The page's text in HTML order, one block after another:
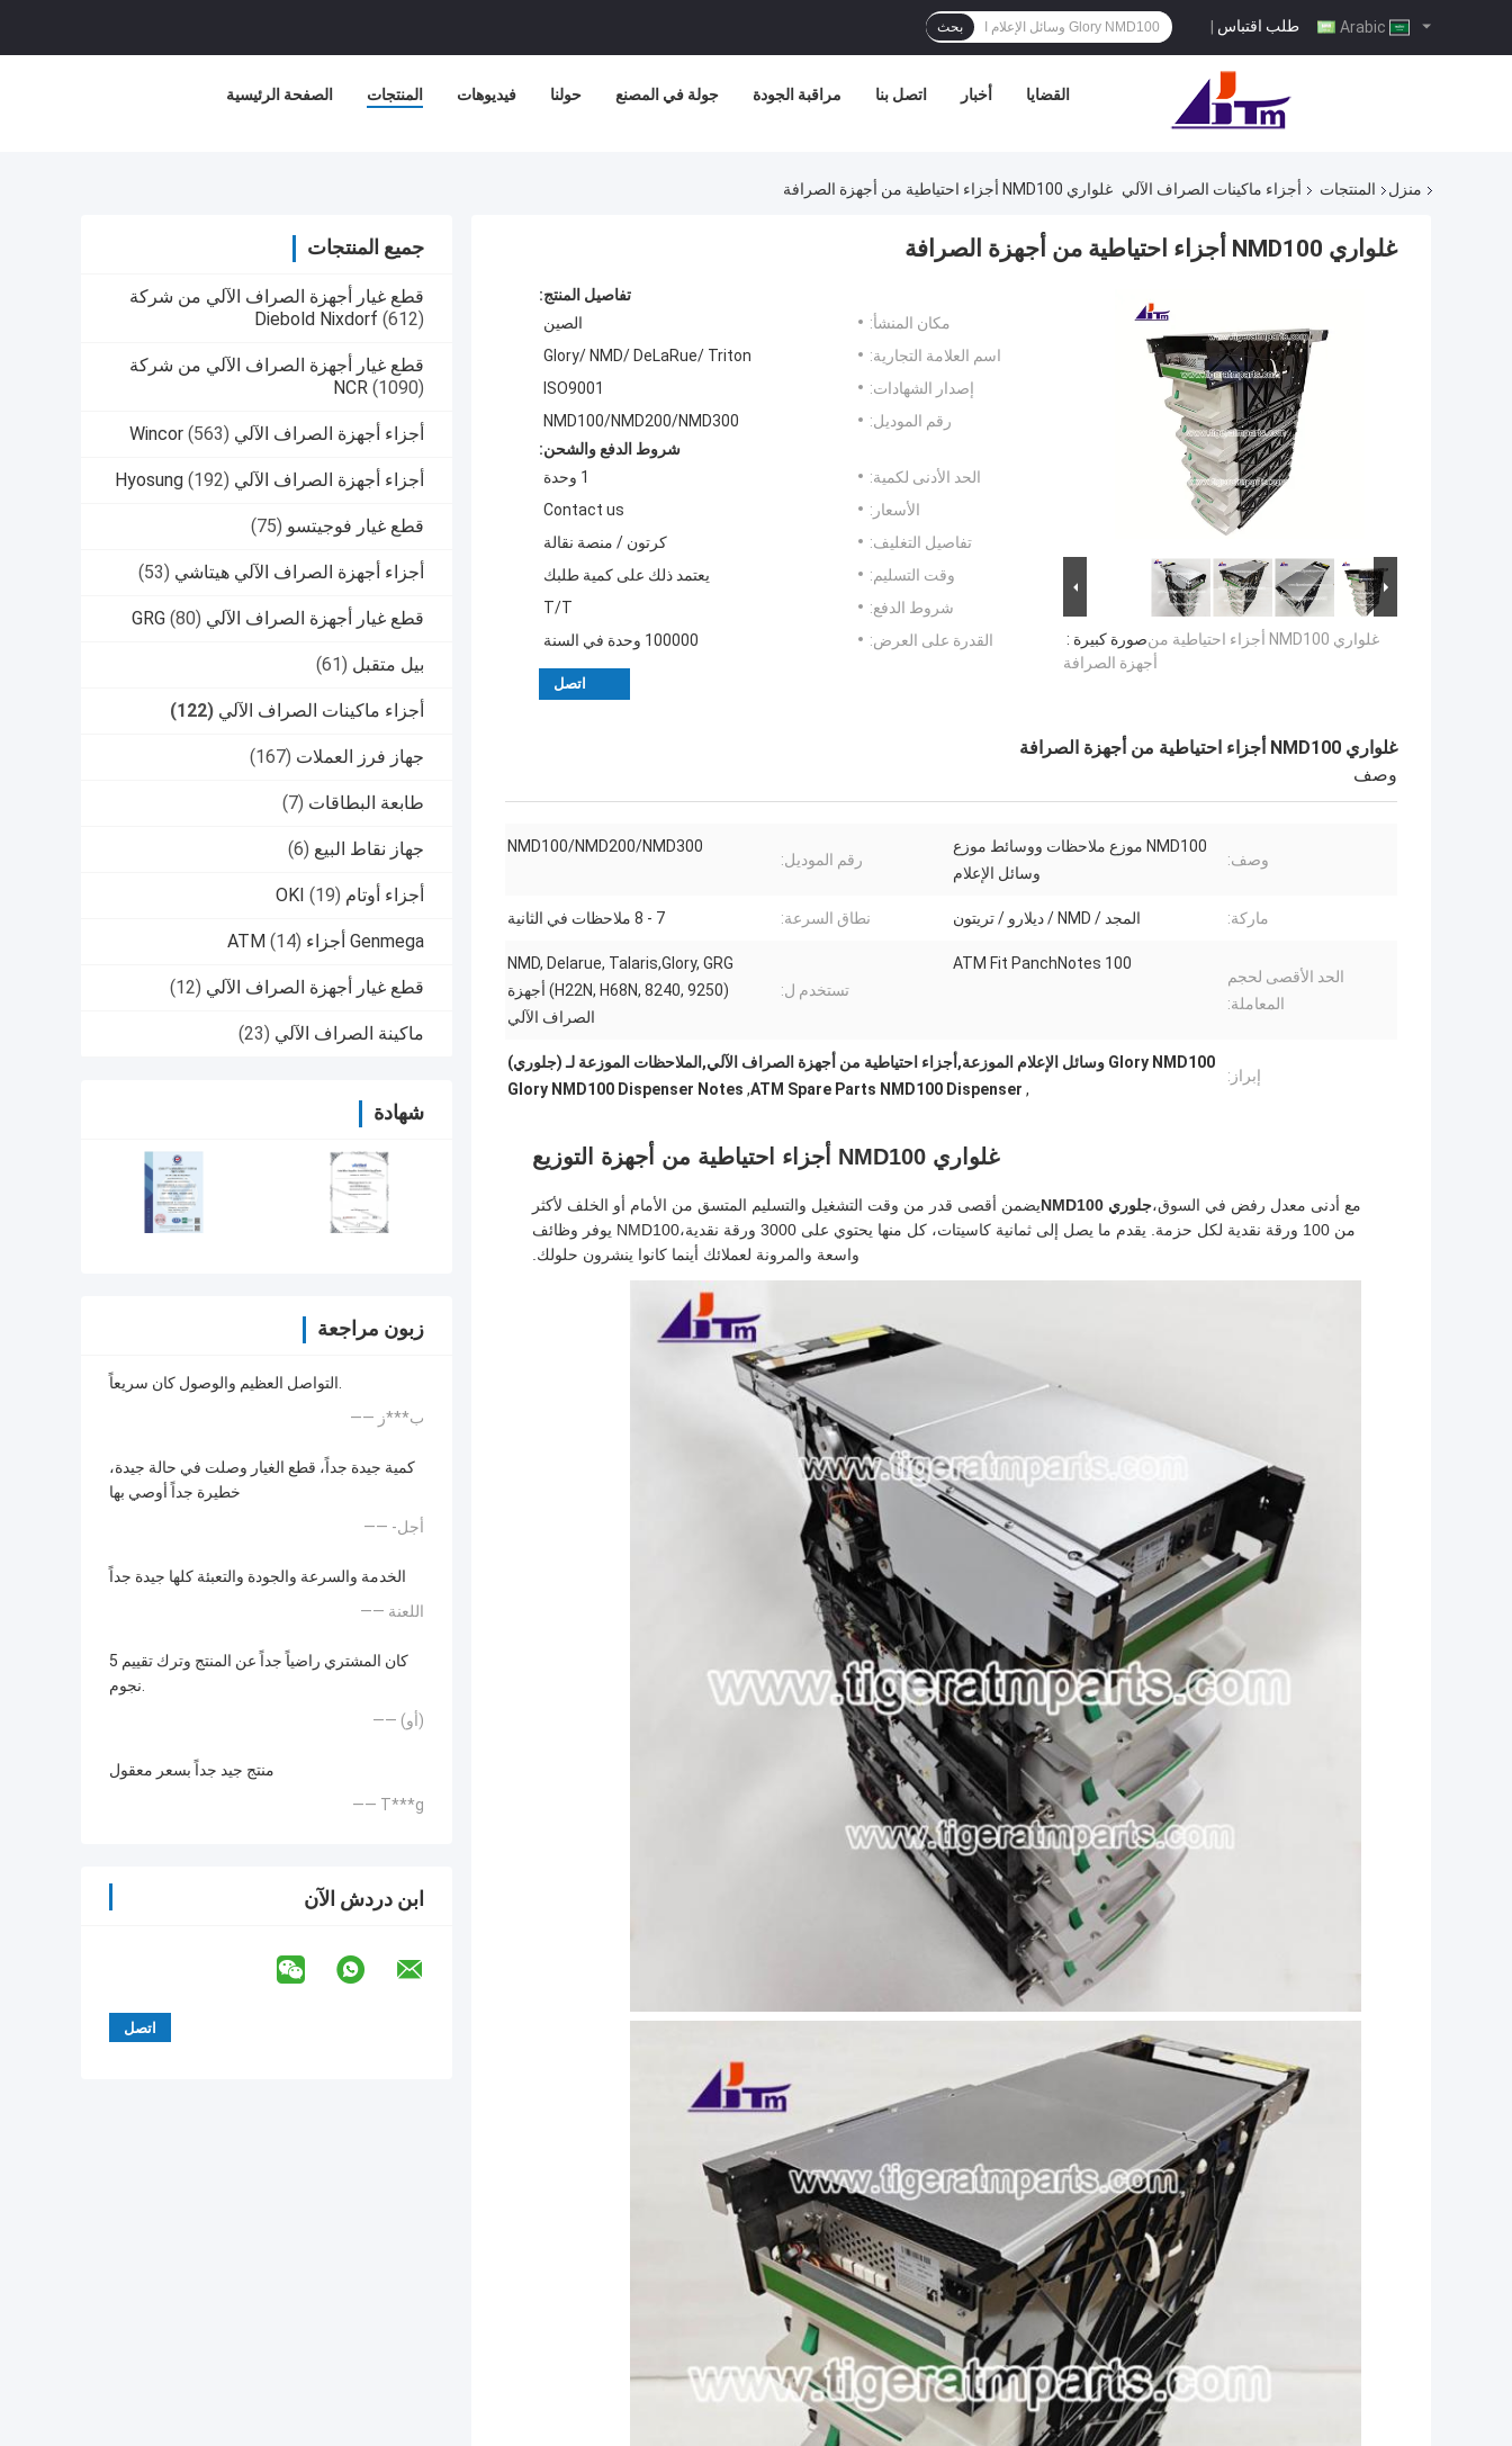
طلب اقتباس | بحث
الصفحة الرئيسية المنتجات فيديوهات حولنا جولة في المصنع مراقبة الجودة اتصل بنا أخبار القضايا
منزل المنتجات أجزاء ماكينات الصراف الآلي غلواري NMD100 أجزاء احتياطية من أجهزة الصرافة
جميع المنتجات
قطع غيار أجهزة الصراف الآلي من شركة
Diebold Nixdorf (612)
قطع غيار أجهزة الصراف الآلي من شركة
NCR (1090)
أجزاء أجهزة الصراف الآلي Wincor (563)
أجزاء أجهزة الصراف الآلي Hyosung (192)
قطع غيار فوجيتسو (75)
أجزاء أجهزة الصراف الآلي هيتاشي (53)
قطع غيار أجهزة الصراف الآلي GRG (80)
بيل متقبل (61)
أجزاء ماكينات الصراف الآلي (122)
جهاز فرز العملات (167)
طابعة البطاقات (7)
جهاز نقاط البيع (6)
أجزاء أوتام OKI (19)
Genmega أجزاء ATM (14)
قطع غيار أجهزة الصراف الآلي (12)
ماكينة الصراف الآلي (23)
شهادة
زبون مراجعة
التواصل العظيم والوصول كان سريعاً.
—— ب***ز
كمية جيدة جداً، قطع الغيار وصلت في حالة جيدة،
خطيرة جداً أوصي بها
—— -أجل
الخدمة والسرعة والجودة والتعبئة كلها جيدة جداً
—— اللعنة
كان المشتري راضياً جداً عن المنتج وترك تقييم 5
نجوم.
—— (أو)
منتج جيد جداً بسعر معقول
—— T***g
ابن دردش الآن
غلواري NMD100 أجزاء احتياطية من أجهزة الصرافة
صورة كبيرة :غلواري NMD100 أجزاء احتياطية من
أجهزة الصرافة
تفاصيل المنتج:
مكان المنشأ:
الصين
اسم العلامة التجارية:
Glory/ NMD/ DeLaRue/ Triton
إصدار الشهادات:
ISO9001
رقم الموديل:
NMD100/NMD200/NMD300
شروط الدفع والشحن:
الحد الأدنى لكمية:
1 وحدة
الأسعار:
Contact us
تفاصيل التغليف:
كرتون / منصة نقالة
وقت التسليم:
يعتمد ذلك على كمية طلبك
شروط الدفع:
T/T
القدرة على العرض:
100000 وحدة في السنة
اتصل
غلواري NMD100 أجزاء احتياطية من أجهزة الصرافة
وصف
وصف:
NMD100 موزع ملاحظات ووسائط موزع
وسائل الإعلام
رقم الموديل:
NMD100/NMD200/NMD300
ماركة: المجد / NMD / ديلارو / تريتون نطاق السرعة: 7 - 8 ملاحظات في الثانية
الحد الأقصى لحجم
المعاملة:
100 ATM Fit PanchNotes
تستخدم ل:
NMD, Delarue, Talaris,Glory, GRG
(H22N, H68N, 8240, 9250) أجهزة
الصراف الآلي
إبراز:
Glory NMD100 وسائل الإعلام الموزعة,أجزاء احتياطية من أجهزة الصراف الآلي,الملاحظات الموزعة لـ (جلوري)
,
ATM Spare Parts NMD100 Dispenser
,
Glory NMD100 Dispenser Notes
غلواري NMD100 أجزاء احتياطية من أجهزة التوزيع
مع أدنى معدل رفض في السوق،جلوري NMD100
يضمن أقصى قدر من وقت التشغيل والتسليم المتسق من الأمام أو الخلف لأكثر
من 100 ورقة نقدية لكل حزمة. يقدم ما يصل إلى ثمانية كاسيتات، كل منها يحتوي على 3000 ورقة نقدية،NMD100 يوفر وظائف
واسعة والمرونة لعملائك أينما كانوا ينشرون حلولك.